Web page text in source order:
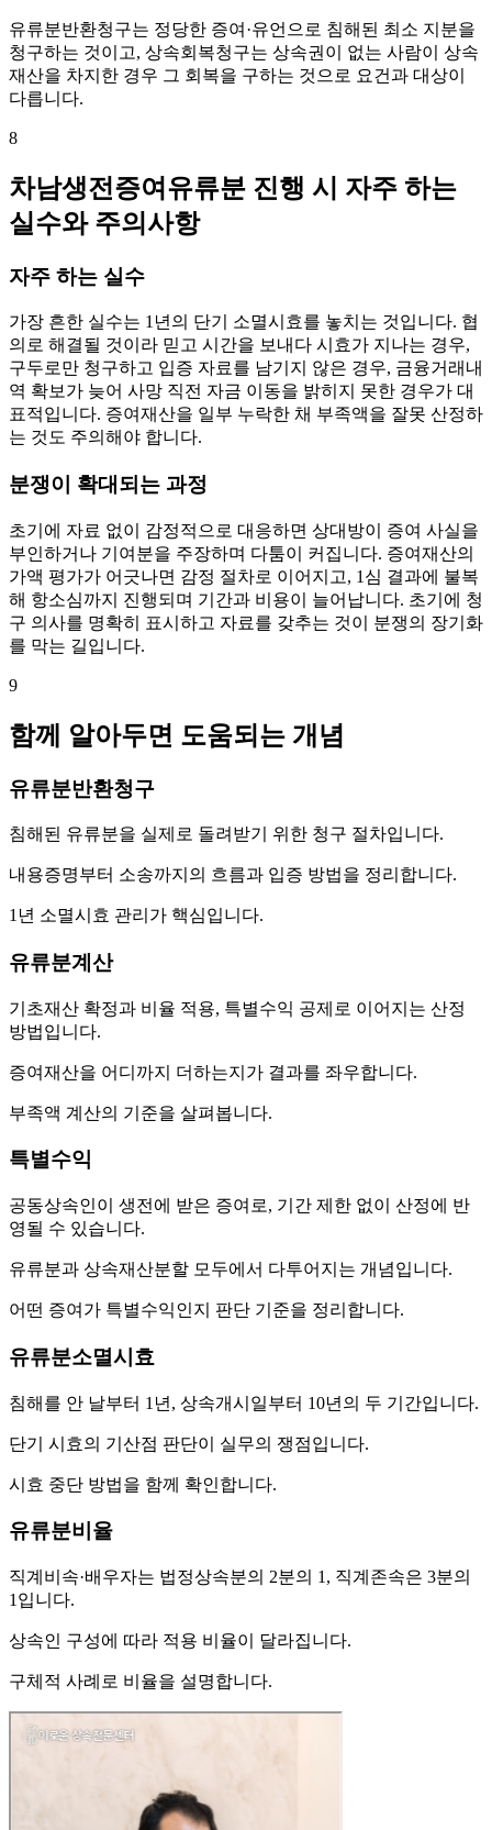
유류분반환청구는 정당한 증여·유언으로 침해된 최소 지분을
청구하는 것이고, 상속회복청구는 상속권이 없는 사람이 상속
재산을 차지한 경우 그 회복을 구하는 것으로 요건과 대상이
다릅니다.
8
차남생전증여유류분 진행 시 자주 하는
실수와 주의사항
자주 하는 실수
가장 흔한 실수는 1년의 단기 소멸시효를 놓치는 것입니다. 협
의로 해결될 것이라 믿고 시간을 보내다 시효가 지나는 경우,
구두로만 청구하고 입증 자료를 남기지 않은 경우, 금융거래내
역 확보가 늦어 사망 직전 자금 이동을 밝히지 못한 경우가 대
표적입니다. 증여재산을 일부 누락한 채 부족액을 잘못 산정하
는 것도 주의해야 합니다.
분쟁이 확대되는 과정
초기에 자료 없이 감정적으로 대응하면 상대방이 증여 사실을
부인하거나 기여분을 주장하며 다툼이 커집니다. 증여재산의
가액 평가가 어긋나면 감정 절차로 이어지고, 1심 결과에 불복
해 항소심까지 진행되며 기간과 비용이 늘어납니다. 초기에 청
구 의사를 명확히 표시하고 자료를 갖추는 것이 분쟁의 장기화
를 막는 길입니다.
9
함께 알아두면 도움되는 개념
유류분반환청구
침해된 유류분을 실제로 돌려받기 위한 청구 절차입니다.
내용증명부터 소송까지의 흐름과 입증 방법을 정리합니다.
1년 소멸시효 관리가 핵심입니다.
유류분계산
기초재산 확정과 비율 적용, 특별수익 공제로 이어지는 산정
방법입니다.
증여재산을 어디까지 더하는지가 결과를 좌우합니다.
부족액 계산의 기준을 살펴봅니다.
특별수익
공동상속인이 생전에 받은 증여로, 기간 제한 없이 산정에 반
영될 수 있습니다.
유류분과 상속재산분할 모두에서 다투어지는 개념입니다.
어떤 증여가 특별수익인지 판단 기준을 정리합니다.
유류분소멸시효
침해를 안 날부터 1년, 상속개시일부터 10년의 두 기간입니다.
단기 시효의 기산점 판단이 실무의 쟁점입니다.
시효 중단 방법을 함께 확인합니다.
유류분비율
직계비속·배우자는 법정상속분의 2분의 1, 직계존속은 3분의
1입니다.
상속인 구성에 따라 적용 비율이 달라집니다.
구체적 사례로 비율을 설명합니다.